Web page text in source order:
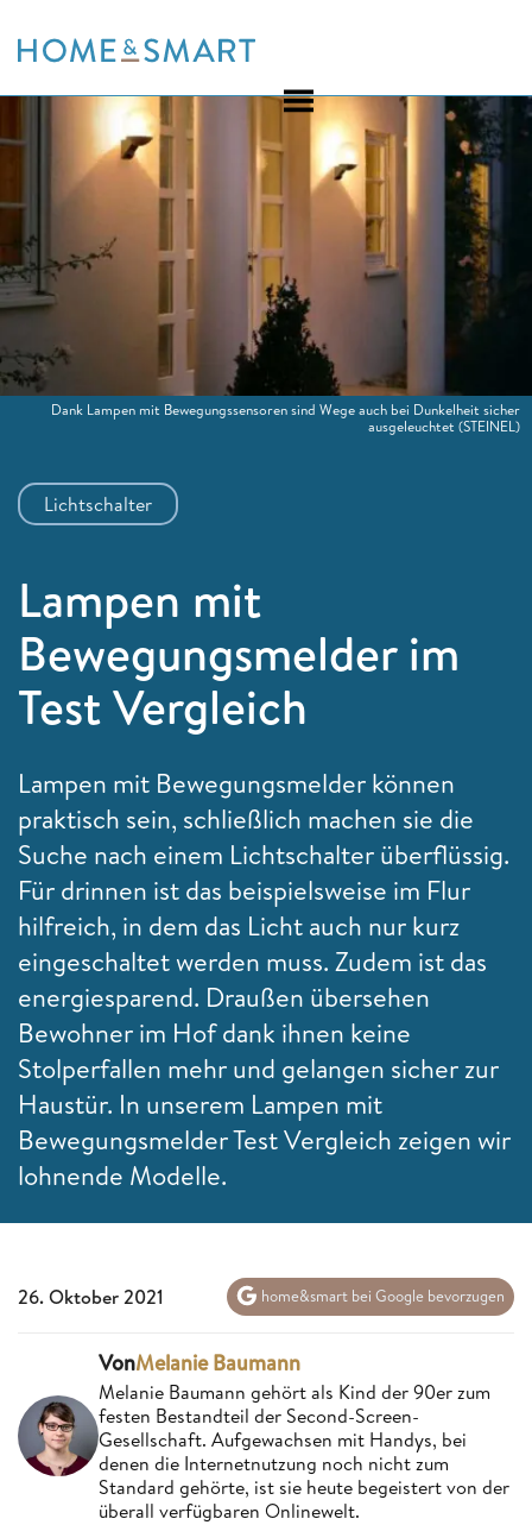
to
Lichtschalter
Lampen mit
Bewegungsmelder im
Test Vergleich
Lampen mit Bewegungsmelder können
praktisch sein, schließlich machen sie die
Suche nach einem Lichtschalter überflüssig.
Für drinnen ist das beispielsweise im Flur
hilfreich, in dem das Licht auch nur kurz
eingeschaltet werden muss. Zudem ist das
energiesparend. Draußen übersehen
Bewohner im Hof dank ihnen keine
Stolperfallen mehr und gelangen sicher zur
Haustür. In unserem Lampen mit
Bewegungsmelder Test Vergleich zeigen wir
lohnende Modelle.
Dank Lampen mit Bewegungssensoren sind Wege auch bei Dunkelheit sicher
ausgeleuchtet (STEINEL)
26. Oktober 2021 home&smart bei Google bevorzugen
VonMelanie Baumann
Melanie Baumann gehört als Kind der 90er zum
festen Bestandteil der Second-Screen-
Gesellschaft. Aufgewachsen mit Handys, bei
denen die Internetnutzung noch nicht zum
Standard gehörte, ist sie heute begeistert von der
überall verfügbaren Onlinewelt.